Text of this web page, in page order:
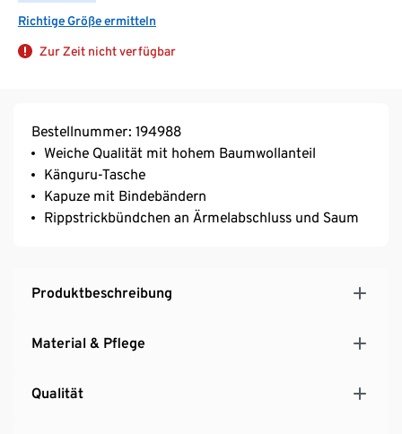
Richtige Größe ermitteln
Zur Zeit nicht verfügbar
Bestellnummer: 194988
Weiche Qualität mit hohem Baumwollanteil
Känguru-Tasche
Kapuze mit Bindebändern
Rippstrickbündchen an Ärmelabschluss und Saum
Produktbeschreibung
Material & Pflege
Qualität